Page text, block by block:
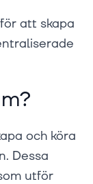
att skapa
och köra
Dessa
utför